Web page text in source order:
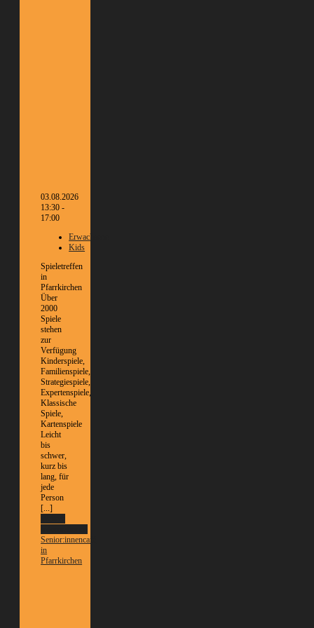
03.08.2026
13:30 -
17:00
Erwachsene
Kids
Spieletreffen
in
Pfarrkirchen
Über
2000
Spiele
stehen
zur
Verfügung
Kinderspiele,
Familienspiele,
Strategiespiele,
Expertenspiele,
Klassische
Spiele,
Kartenspiele
Leicht
bis
schwer,
kurz bis
lang, für
jede
Person
[...]
Senior:innencafé
in
Pfarrkirchen